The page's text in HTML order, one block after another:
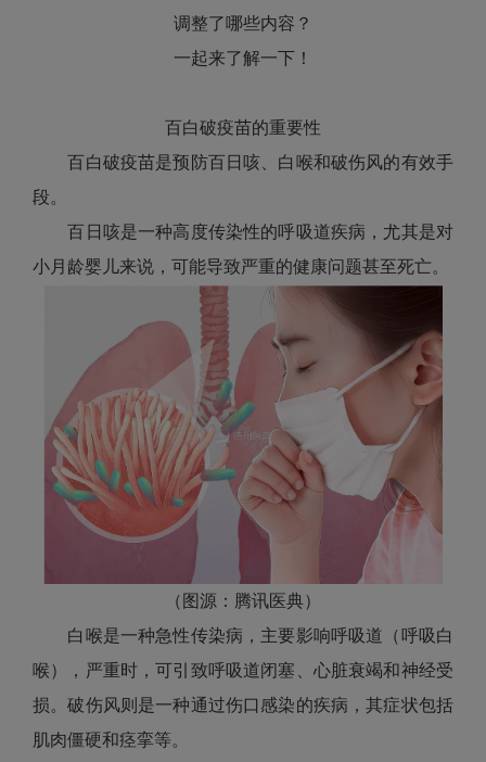
调整了哪些内容？
一起来了解一下！
百白破疫苗的重要性
百白破疫苗是预防百日咳、白喉和破伤风的有效手
段。
百日咳是一种高度传染性的呼吸道疾病，尤其是对
小月龄婴儿来说，可能导致严重的健康问题甚至死亡。
（图源：腾讯医典）
白喉是一种急性传染病，主要影响呼吸道（呼吸白
喉），严重时，可引致呼吸道闭塞、心脏衰竭和神经受
损。破伤风则是一种通过伤口感染的疾病，其症状包括
肌肉僵硬和痉挛等。